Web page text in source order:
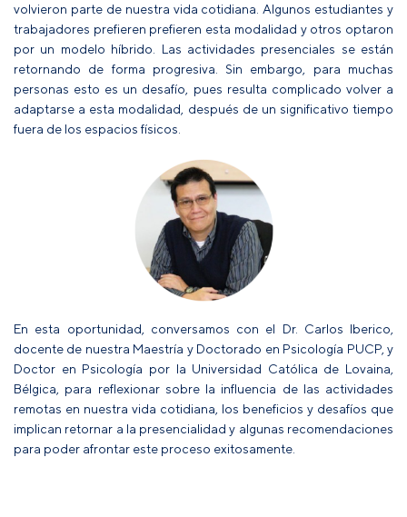
volvieron parte de nuestra vida cotidiana. Algunos estudiantes y
trabajadores prefieren prefieren esta modalidad y otros optaron
por un modelo híbrido. Las actividades presenciales se están
retornando de forma progresiva. Sin embargo, para muchas
personas esto es un desafío, pues resulta complicado volver a
adaptarse a esta modalidad, después de un significativo tiempo
fuera de los espacios físicos.
En esta oportunidad, conversamos con el Dr. Carlos Iberico,
docente de nuestra Maestría y Doctorado en Psicología PUCP, y
Doctor en Psicología por la Universidad Católica de Lovaina,
Bélgica, para reflexionar sobre la influencia de las actividades
remotas en nuestra vida cotidiana, los beneficios y desafíos que
implican retornar a la presencialidad y algunas recomendaciones
para poder afrontar este proceso exitosamente.